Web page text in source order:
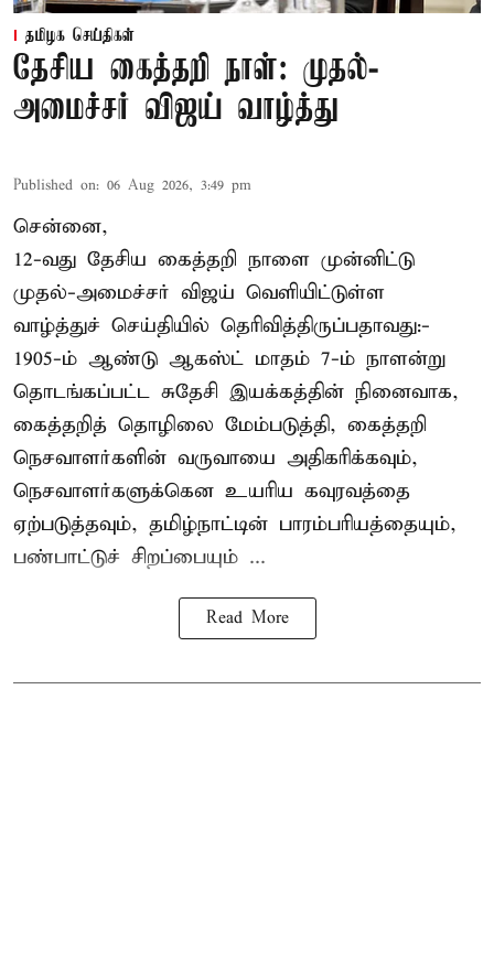
தமிழக செய்திகள்
தேசிய கைத்தறி நாள்: முதல்-
அமைச்சர் விஜய் வாழ்த்து
Published on: 06 Aug 2026, 3:49 pm
சென்னை,
12-வது தேசிய கைத்தறி நாளை முன்னிட்டு
முதல்-அமைச்சர் விஜய் வெளியிட்டுள்ள
வாழ்த்துச் செய்தியில் தெரிவித்திருப்பதாவது:-
1905-ம் ஆண்டு ஆகஸ்ட் மாதம் 7-ம் நாளன்று
தொடங்கப்பட்ட சுதேசி இயக்கத்தின் நினைவாக,
கைத்தறித் தொழிலை மேம்படுத்தி, கைத்தறி
நெசவாளர்களின் வருவாயை அதிகரிக்கவும்,
நெசவாளர்களுக்கென உயரிய கவுரவத்தை
ஏற்படுத்தவும், தமிழ்நாட்டின் பாரம்பரியத்தையும்,
பண்பாட்டுச் சிறப்பையும் ...
Read More